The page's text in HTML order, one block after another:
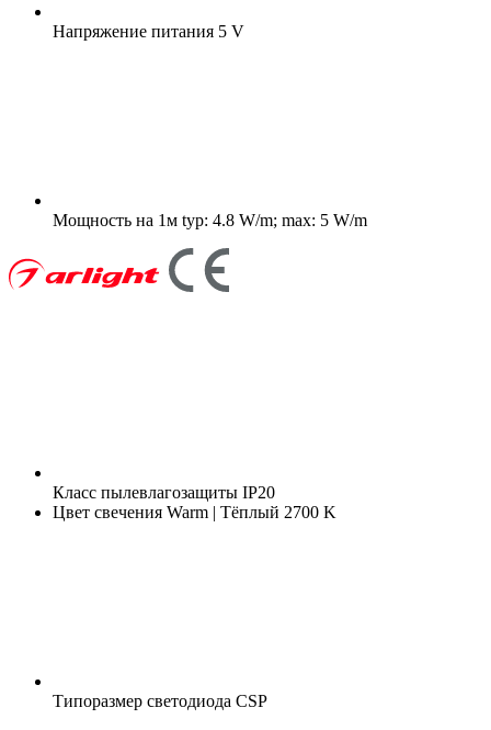
Напряжение питания 5 V
Мощность на 1м typ: 4.8 W/m; max: 5 W/m
Класс пылевлагозащиты IP20
Цвет свечения Warm | Тёплый 2700 K
Типоразмер светодиода CSP